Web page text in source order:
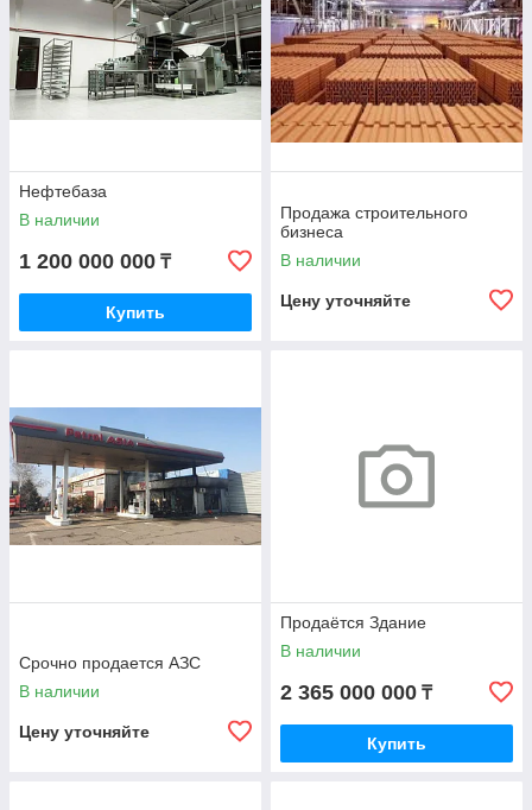
Нефтебаза
В наличии
1 200 000 000 ₸
Купить
Продажа строительного
бизнеса
В наличии
Цену уточняйте
Срочно продается АЗС
В наличии
Цену уточняйте
Продаётся Здание
В наличии
2 365 000 000 ₸
Купить